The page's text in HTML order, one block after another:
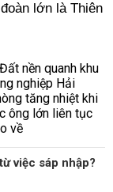
lớn là Thiên
việc sáp nhập?